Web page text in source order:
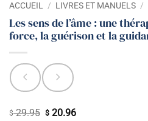
ACCUEIL / LIVRES ET MANUELS /
Les sens de l’âme : une
force, la guérison et la
$29.95 Le
$20.96Le